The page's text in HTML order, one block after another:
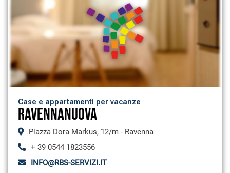
Case e appartamenti per vacanze
RAVENNANUOVA
Piazza Dora Markus, 12/m - Ravenna
+ 39 0544 1823556
INFO@RBS-SERVIZI.IT